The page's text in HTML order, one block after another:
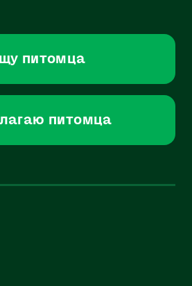
питомца
питомца